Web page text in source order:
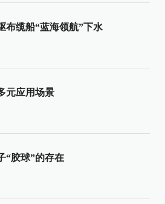
布缆船“蓝海领航”下水
元应用场景
“胶球”的存在